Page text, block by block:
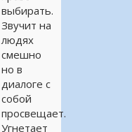
выбирать.
Звучит на
людях
смешно
но в
диалоге с
собой
просвещает.
Угнетает